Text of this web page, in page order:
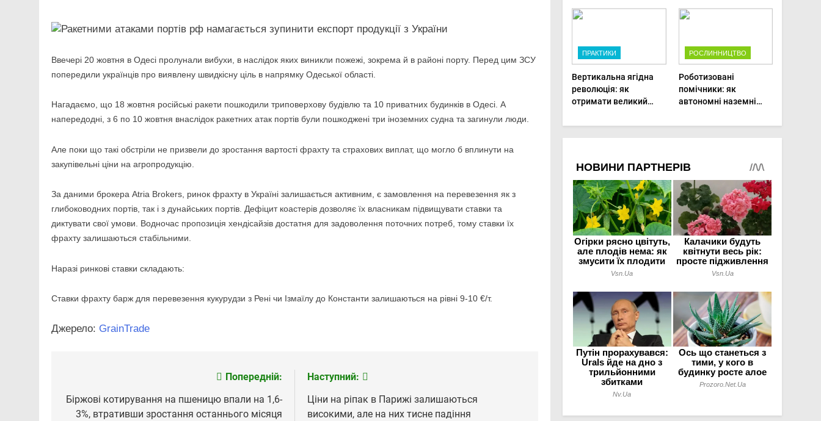
Ввечері 20 жовтня в Одесі пролунали вибухи, в наслідок яких виникли пожежі, зокрема й в районі порту. Перед цим ЗСУ
попередили українців про виявлену швидкісну ціль в напрямку Одеської області.
Нагадаємо, що 18 жовтня російські ракети пошкодили триповерхову будівлю та 10 приватних будинків в Одесі. А
напередодні, з 6 по 10 жовтня внаслідок ракетних атак портів були пошкоджені три іноземних судна та загинули люди.
Але поки що такі обстріли не призвели до зростання вартості фрахту та страхових виплат, що могло б вплинути на
закупівельні ціни на агропродукцію.
За даними брокера Atria Brokers, ринок фрахту в Україні залишається активним, є замовлення на перевезення як з
глибоководних портів, так і з дунайських портів. Дефіцит коастерів дозволяє їх власникам підвищувати ставки та
диктувати свої умови. Водночас пропозиція хендісайзів достатня для задоволення поточних потреб, тому ставки їх
фрахту залишаються стабільними.
Наразі ринкові ставки складають:
Ставки фрахту барж для перевезення кукурудзи з Рені чи Ізмаїлу до Константи залишаються на рівні 9-10 €/т.
Джерело: GrainTrade
записів
Попередній:
Біржові котирування на пшеницю впали на 1,6-
3%, втративши зростання останнього місяця
Наступний:
Ціни на ріпак в Парижі залишаються
високими, але на них тисне падіння
господарствах
ПРАКТИКИ
Вертикальна ягідна
революція: як
отримати великий
мінімальній площі
РОСЛИННИЦТВО
Роботизовані
помічники: як
автономні наземні
догляд за органічними
овочами